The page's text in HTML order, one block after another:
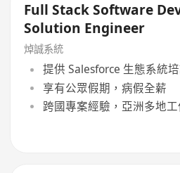
Full Stack Software
Solution Engineer
焯誠系統
提供 Salesforce 生態系統
享有公眾假期，病假全薪
跨國專案經驗，亞洲多地